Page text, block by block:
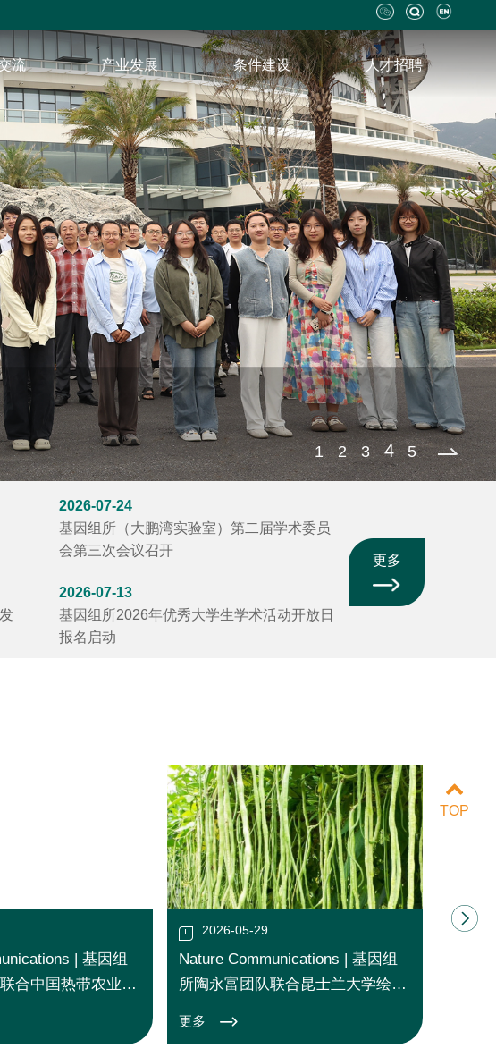
流 产业发展 条件建设 人才招聘
1 2 3 4 5
2026-07-24
基因组所（大鹏湾实验室）第二届学术委员
会第三次会议召开
2026-07-13
基因组所2026年优秀大学生学术活动开放日
报名启动
更多
| 基因组
合中国热带农业科
2026-05-29
Nature Communications | 基因组
所陶永富团队联合昆士兰大学绘制
更多
TOP